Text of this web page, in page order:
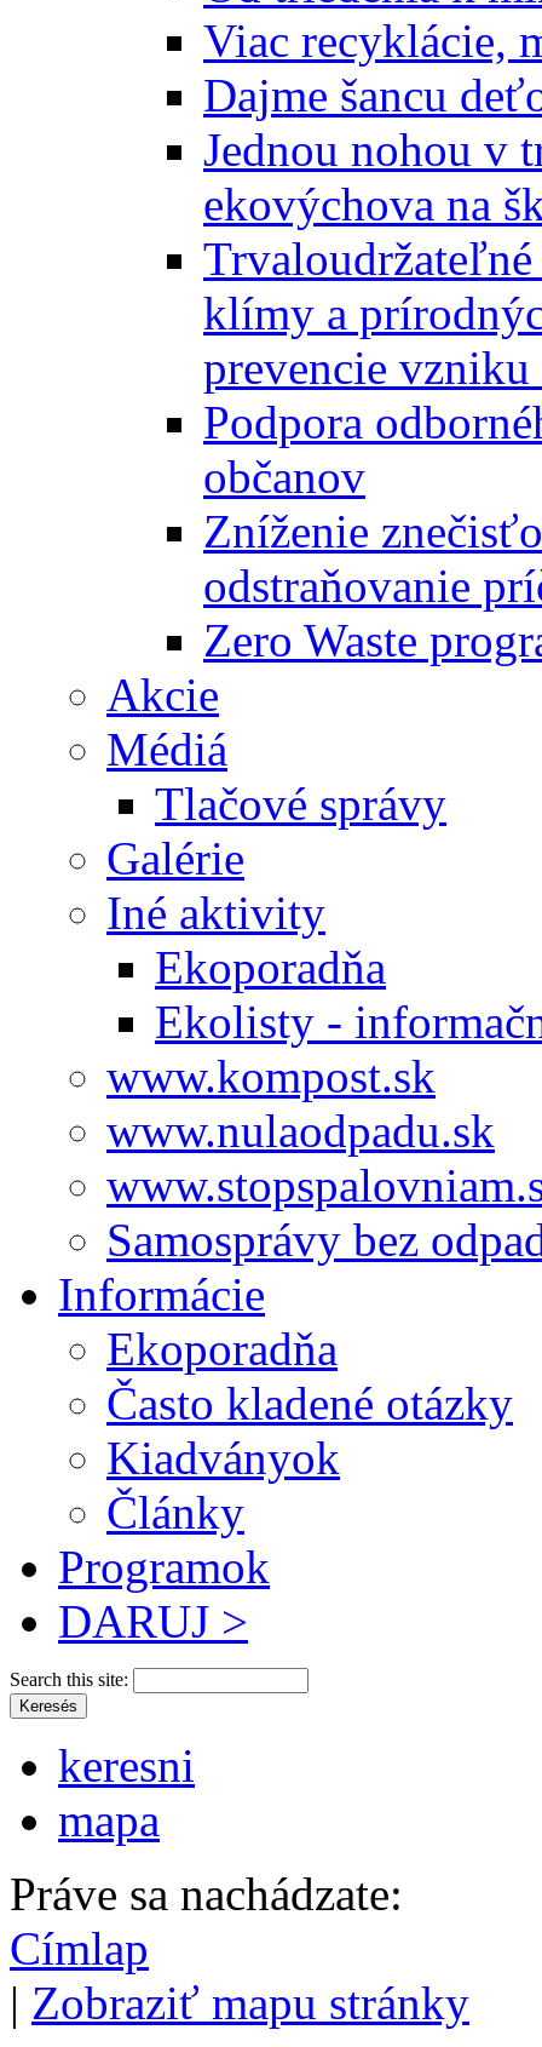
Viac recyklácie,
Dajme šancu
Jednou nohou v
ekovýchova na
klímy a
prevencie vzniku
Podpora
občanov
Zníženie
odstraňovanie
Zero Waste
Akcie
Médiá
Tlačové správy
Galérie
Iné aktivity
Ekoporadňa
Ekolisty -
www.kompost.sk
www.nulaodpadu.sk
Samosprávy bez
Informácie
Ekoporadňa
Často kladené otázky
Kiadványok
Články
Programok
DARUJ >
Search this site:
keresni
mapa
Práve sa nachádzate:
Címlap
| Zobraziť mapu stránky